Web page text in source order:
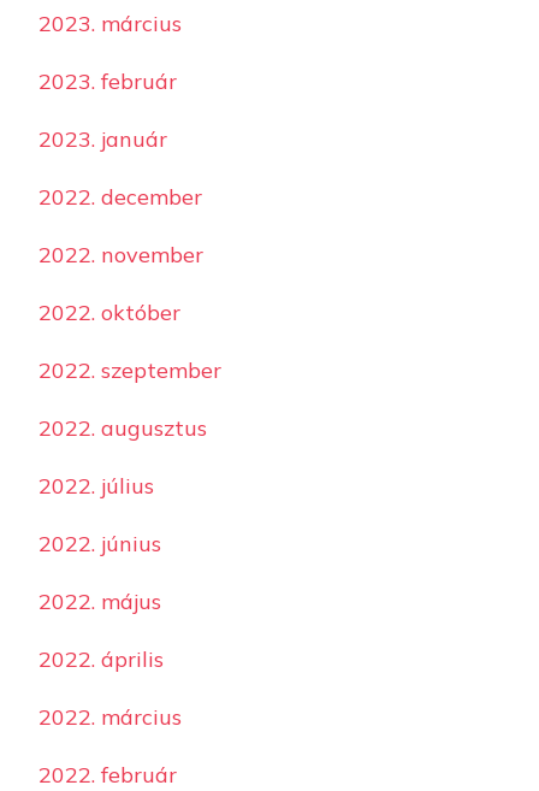
2023. március
2023. február
2023. január
2022. december
2022. november
2022. október
2022. szeptember
2022. augusztus
2022. július
2022. június
2022. május
2022. április
2022. március
2022. február